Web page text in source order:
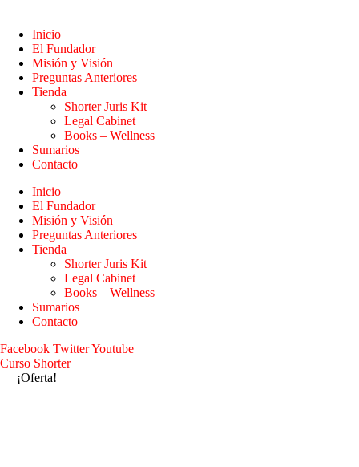
Inicio
El Fundador
Misión y Visión
Preguntas Anteriores
Tienda
Shorter Juris Kit
Legal Cabinet
Books – Wellness
Sumarios
Contacto
Inicio
El Fundador
Misión y Visión
Preguntas Anteriores
Tienda
Shorter Juris Kit
Legal Cabinet
Books – Wellness
Sumarios
Contacto
Facebook TwitterYoutube
Curso Shorter
¡Oferta!